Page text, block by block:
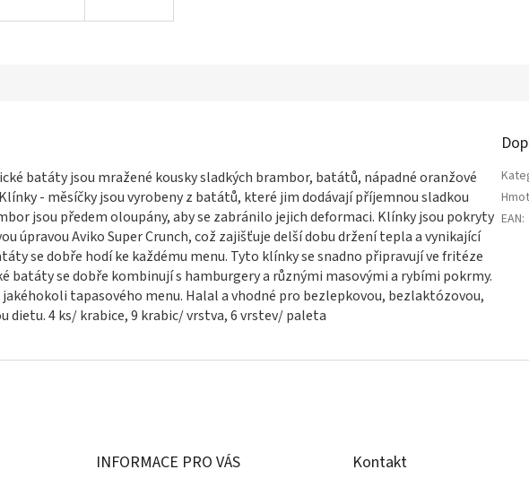
batáty jsou mražené kousky sladkých brambor, batátů, nápadné oranžové
- měsíčky jsou vyrobeny z batátů, které jim dodávají příjemnou sladkou
jsou předem oloupány, aby se zabránilo jejich deformaci. Klínky jsou pokryty
úpravou Aviko Super Crunch, což zajišťuje delší dobu držení tepla a vynikající
se dobře hodí ke každému menu. Tyto klínky se snadno připravují ve fritéze
batáty se dobře kombinují s hamburgery a různými masovými a rybími pokrmy.
tapasového menu. Halal a vhodné pro bezlepkovou, bezlaktózovou,
dietu. 4 ks/ krabice, 9 krabic/ vrstva, 6 vrstev/ paleta
EAN:
INFORMACE PRO VÁS Kontakt